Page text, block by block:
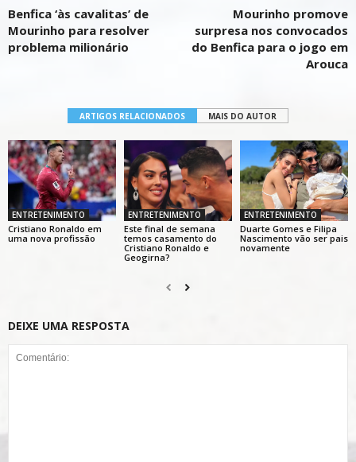
Benfica ‘às cavalitas’ de
Mourinho para resolver
problema milionário
Mourinho promove
surpresa nos convocados
do Benfica para o jogo em
Arouca
ARTIGOS RELACIONADOS MAIS DO AUTOR
ENTRETENIMENTO
Cristiano Ronaldo em
uma nova profissão
ENTRETENIMENTO
Este final de semana
temos casamento do
Cristiano Ronaldo e
Geogirna?
ENTRETENIMENTO
Duarte Gomes e Filipa
Nascimento vão ser pais
novamente
DEIXE UMA RESPOSTA